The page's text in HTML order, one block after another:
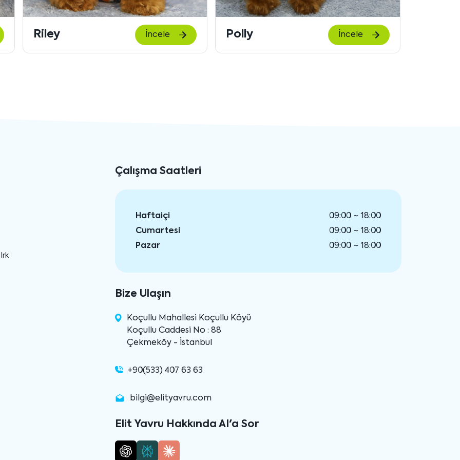
Riley İncele Polly İncele
Çalışma Saatleri
Haftaiçi
09:00 ~ 18:00
Cumartesi
09:00 ~ 18:00
Pazar
09:00 ~ 18:00
Bize Ulaşın
Koçullu Mahallesi Koçullu Köyü
Koçullu Caddesi No : 88
Çekmeköy - İstanbul
+90(533) 407 63 63
bilgi@elityavru.com
Elit Yavru Hakkında AI'a Sor